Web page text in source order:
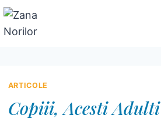
Skip
ARTICOLE
Copiii, Acesti